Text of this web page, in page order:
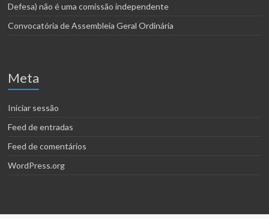
Defesa) não é uma comissão independente
Convocatória de Assembleia Geral Ordinária
Meta
Iniciar sessão
Feed de entradas
Feed de comentários
WordPress.org